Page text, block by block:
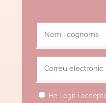
He llegit i